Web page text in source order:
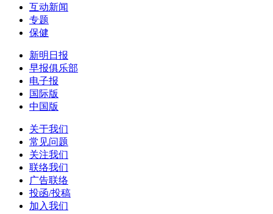
互动新闻
专题
保健
新明日报
早报俱乐部
电子报
国际版
中国版
关于我们
常见问题
关注我们
联络我们
广告联络
投函/投稿
加入我们